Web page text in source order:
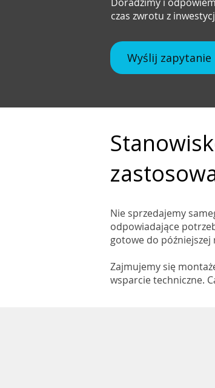
czas zwrotu z
Wyślij zapytanie
Nie sprzedajemy
odpowiadające
gotowe do późniejszej
Zajmujemy się
wsparcie techniczne.